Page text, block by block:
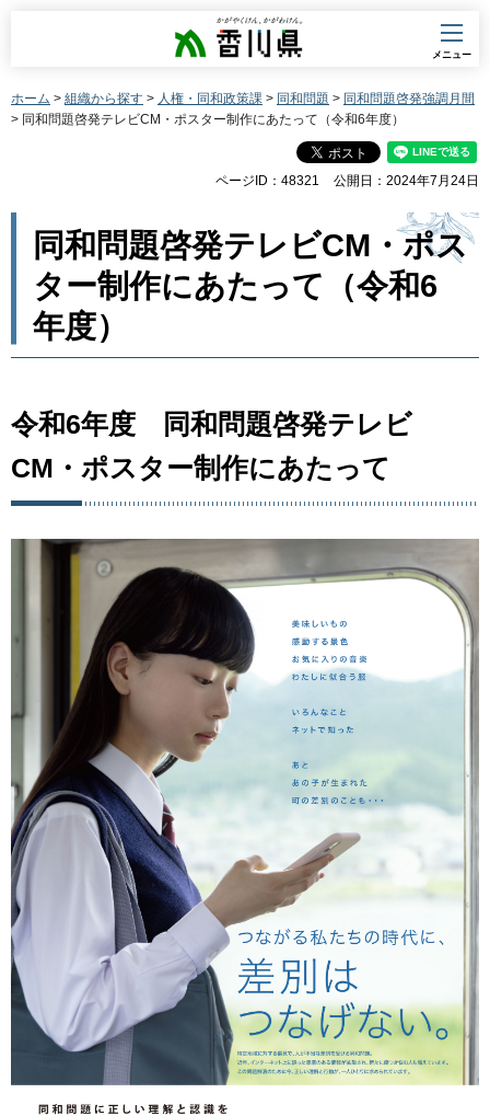
香川県
メニュー
ホーム > 組織から探す > 人権・同和政策課 > 同和問題 > 同和問題啓発強調月間
> 同和問題啓発テレビCM・ポスター制作にあたって（令和6年度）
ページID：48321 公開日：2024年7月24日
同和問題啓発テレビCM・ポス
ター制作にあたって（令和6
年度）
令和6年度 同和問題啓発テレビ
CM・ポスター制作にあたって